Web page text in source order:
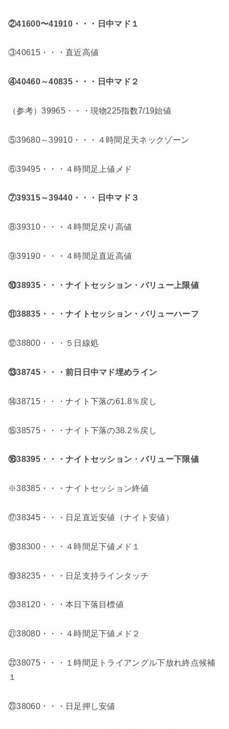
②41600〜41910・・・日中マド１
③40615・・・直近高値
④40460～40835・・・日中マド２
（参考）39965・・・現物225指数7/19始値
⑤39680～39910・・・４時間足天ネックゾーン
⑥39495・・・４時間足上値メド
⑦39315～39440・・・日中マド３
⑧39310・・・４時間足戻り高値
⑨39190・・・４時間足直近高値
⑩38935・・・ナイトセッション・バリュー上限値
⑪38835・・・ナイトセッション・バリューハーフ
⑫38800・・・５日線処
⑬38745・・・前日日中マド埋めライン
⑭38715・・・ナイト下落の61.8％戻し
⑮38575・・・ナイト下落の38.2％戻し
⑯38395・・・ ナイトセッション・バリュー下限値
※38385・・・ナイトセッション終値
⑰38345・・・日足直近安値（ナイト安値）
⑱38300・・・４時間足下値メド１
⑲38235・・・日足支持ラインタッチ
⑳38120・・・本日下落目標値
㉑38080・・・４時間足下値メド２
㉒38075・・・１時間足トライアングル下放れ終点候補
１
㉓38060・・・日足押し安値